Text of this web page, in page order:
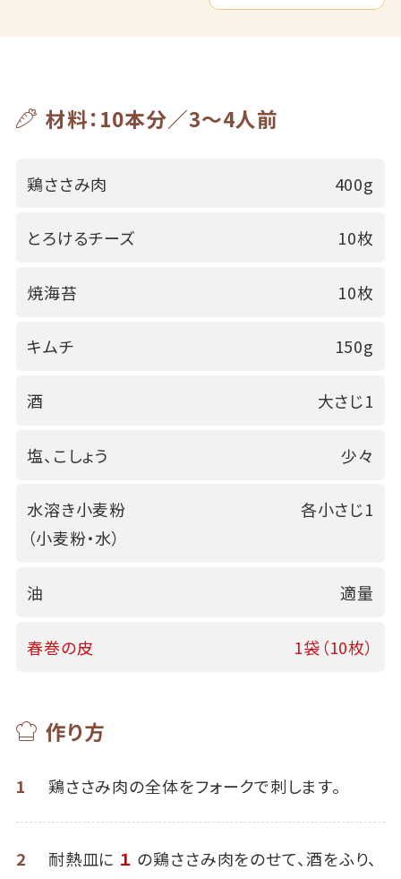
材料：10本分／3～4人前
鶏ささみ肉 400g
とろけるチーズ 10枚
焼海苔 10枚
キムチ 150g
酒 大さじ1
塩、こしょう 少々
水溶き小麦粉
（小麦粉・水）
各小さじ1
油 適量
春巻の皮 1袋（10枚）
作り方
1 鶏ささみ肉の全体をフォークで刺します。
2 耐熱皿に １ の鶏ささみ肉をのせて、酒をふり、